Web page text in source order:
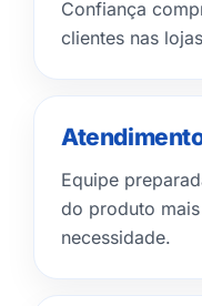
Confiança
clientes nas
Equipe
do produto
necessidade.